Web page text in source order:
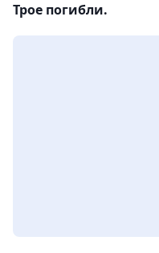
Трое погибли.